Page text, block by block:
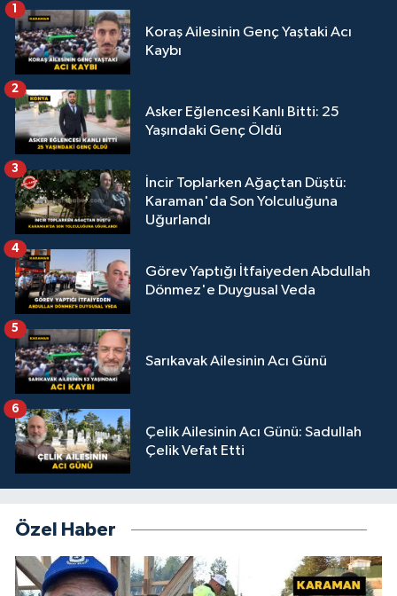
Koraş Ailesinin Genç Yaştaki Acı
Kaybı
1
Asker Eğlencesi Kanlı Bitti: 25
Yaşındaki Genç Öldü
2
İncir Toplarken Ağaçtan Düştü:
Karaman'da Son Yolculuğuna
Uğurlandı
3
Görev Yaptığı İtfaiyeden Abdullah
Dönmez'e Duygusal Veda
4
Sarıkavak Ailesinin Acı Günü
5
Çelik Ailesinin Acı Günü: Sadullah
Çelik Vefat Etti
6
Özel Haber